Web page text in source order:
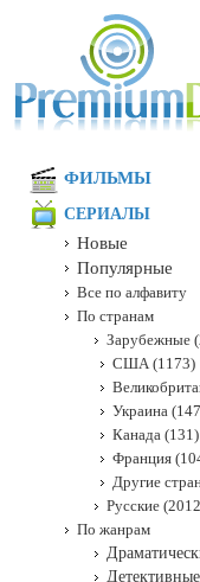
ФИЛЬМЫ
СЕРИАЛЫ
Новые
Популярные
Все по алфавиту
По странам
Зарубежные
США (1173)
Украина
Канада (131)
Франция
Другие
Русские
По жанрам